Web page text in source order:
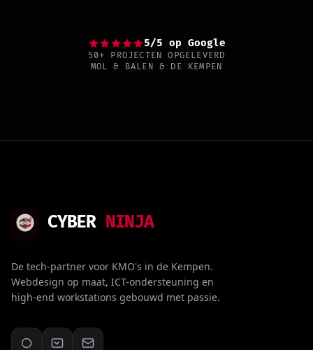
5/5 op Google
50+ PROJECTEN OPGELEVERD
MOL & BALEN & DE KEMPEN
CYBER NINJA
De tech-partner voor KMO's in de Kempen.
Webdesign op maat, ICT-ondersteuning en
high-end workstations gebouwd met passie.